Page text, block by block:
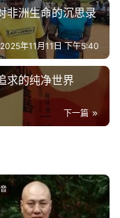
非洲生命的沉思录
2025年11月11日 下午5:40
求的纯净世界
下一篇